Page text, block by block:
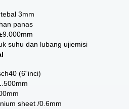
3mm
panas
suhu dan lubang ujiemisi
(6“inci)
sheet /0.6mm